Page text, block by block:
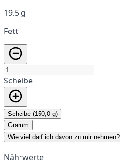
19,5 g
Fett
Scheibe
Scheibe (150,0 g)
Gramm
Wie viel darf ich davon zu mir nehmen?
Nährwerte